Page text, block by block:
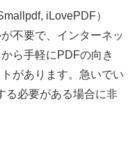
iLovePDF）
不要で、インターネッ
ら手軽にPDFの向き
があります。急いでい
る必要がある場合に非